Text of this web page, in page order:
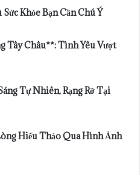
Khỏe Bạn Cần Chú Ý
Tây Châu**: Tình Yêu Vượt
Tự Nhiên, Rạng Rỡ Tại
Hiếu Thảo Qua Hình Ảnh